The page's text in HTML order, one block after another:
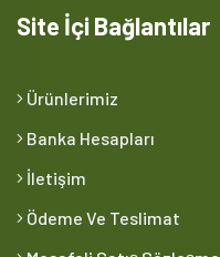
Site İçi Bağlantılar
Ürünlerimiz
Banka Hesapları
İletişim
Ödeme Ve Teslimat